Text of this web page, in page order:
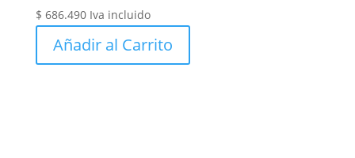
$ 686.490 Iva incluido
Añadir al Carrito